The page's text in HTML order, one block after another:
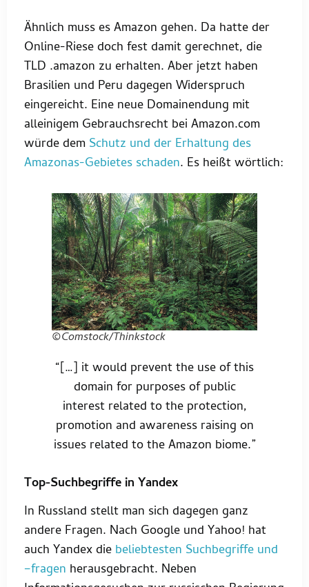
Ähnlich muss es Amazon gehen. Da hatte der
Online-Riese doch fest damit gerechnet, die
TLD .amazon zu erhalten. Aber jetzt haben
Brasilien und Peru dagegen Widerspruch
eingereicht. Eine neue Domainendung mit
alleinigem Gebrauchsrecht bei Amazon.com
würde dem Schutz und der Erhaltung des
Amazonas-Gebietes schaden. Es heißt wörtlich:
©Comstock/Thinkstock
“[…] it would prevent the use of this
domain for purposes of public
interest related to the protection,
promotion and awareness raising on
issues related to the Amazon biome.”
Top-Suchbegriffe in Yandex
In Russland stellt man sich dagegen ganz
andere Fragen. Nach Google und Yahoo! hat
auch Yandex die beliebtesten Suchbegriffe und
–fragen herausgebracht. Neben